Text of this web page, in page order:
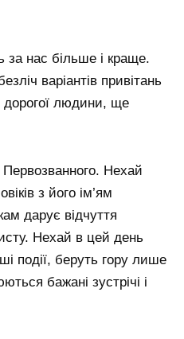
за нас більше і краще.
варіантів привітань
дорогої людини, ще
Первозванного. Нехай
з його ім’ям
дарує відчуття
Нехай в цей день
події, беруть гору лише
бажані зустрічі і